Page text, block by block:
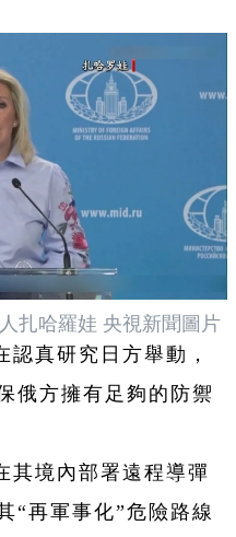
扎哈羅娃 央視新聞圖片
真研究日方舉動，
俄方擁有足夠的防禦
其境內部署遠程導彈
“再軍事化”危險路線